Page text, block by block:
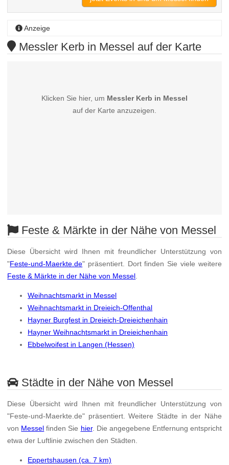
Anzeige
Messler Kerb in Messel auf der Karte
Klicken Sie hier, um Messler Kerb in Messel
auf der Karte anzuzeigen.
Feste & Märkte in der Nähe von Messel
Diese Übersicht wird Ihnen mit freundlicher Unterstützung von
"Feste-und-Maerkte.de" präsentiert. Dort finden Sie viele weitere
Feste & Märkte in der Nähe von Messel
Weihnachtsmarkt in Messel
Weihnachtsmarkt in Dreieich-Offenthal
Hayner Burgfest in Dreieich-Dreieichenhain
Hayner Weihnachtsmarkt in Dreieichenhain
Ebbelwoifest in Langen (Hessen)
Städte in der Nähe von Messel
Diese Übersicht wird Ihnen mit freundlicher Unterstützung von
"Feste-und-Maerkte.de" präsentiert. Weitere Städte in der Nähe
von Messel finden Sie hier. Die angegebene Entfernung entspricht
etwa der Luftlinie zwischen den Städten.
Eppertshausen (ca. 7 km)